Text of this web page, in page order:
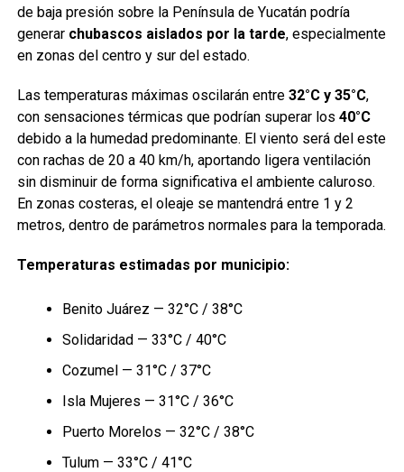
de baja presión sobre la Península de Yucatán podría
generar chubascos aislados por la tarde, especialmente
en zonas del centro y sur del estado.
Las temperaturas máximas oscilarán entre 32°C y 35°C,
con sensaciones térmicas que podrían superar los 40°C
debido a la humedad predominante. El viento será del este
con rachas de 20 a 40 km/h, aportando ligera ventilación
sin disminuir de forma significativa el ambiente caluroso.
En zonas costeras, el oleaje se mantendrá entre 1 y 2
metros, dentro de parámetros normales para la temporada.
Temperaturas estimadas por municipio:
Benito Juárez — 32°C / 38°C
Solidaridad — 33°C / 40°C
Cozumel — 31°C / 37°C
Isla Mujeres — 31°C / 36°C
Puerto Morelos — 32°C / 38°C
Tulum — 33°C / 41°C